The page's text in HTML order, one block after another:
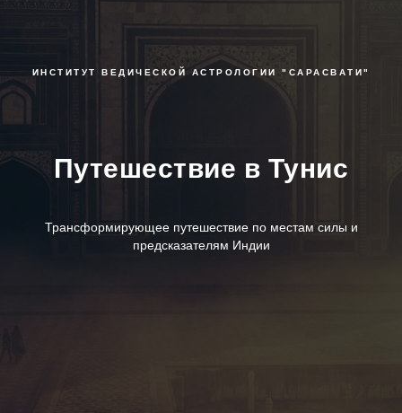
ИНСТИТУТ ВЕДИЧЕСКОЙ АСТРОЛОГИИ "САРАСВАТИ"
Путешествие в Тунис
Трансформирующее путешествие по местам силы и
предсказателям Индии